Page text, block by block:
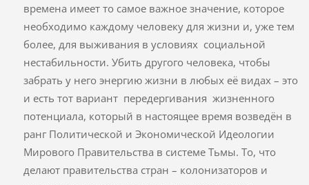
времена имеет то самое важное значение, которое
необходимо каждому человеку для жизни и, уже тем
более, для выживания в условиях социальной
нестабильности. Убить другого человека, чтобы
забрать у него энергию жизни в любых её видах – это
и есть тот вариант передергивания жизненного
потенциала, который в настоящее время возведён в
ранг Политической и Экономической Идеологии
Мирового Правительства в системе Тьмы. То, что
делают правительства стран – колонизаторов и